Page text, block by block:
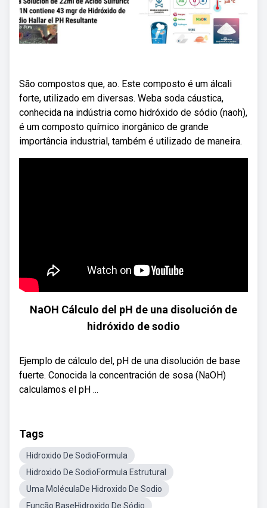
São compostos que, ao. Este composto é um álcali
forte, utilizado em diversas. Weba soda cáustica,
conhecida na indústria como hidróxido de sódio (naoh),
é um composto químico inorgânico de grande
importância industrial, também é utilizado de maneira.
NaOH Cálculo del pH de una disolución de
hidróxido de sodio
Ejemplo de cálculo del, pH de una disolución de base
fuerte. Conocida la concentración de sosa (NaOH)
calculamos el pH ...
Tags
Hidroxido De SodioFormula
Hidroxido De SodioFormula Estrutural
Uma MoléculaDe Hidroxido De Sodio
Função BaseHidroxido De Sódio